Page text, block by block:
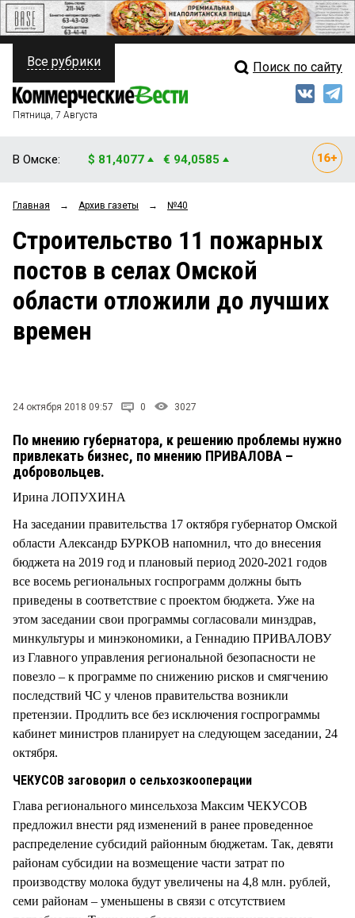
ПОЛИТИКА
ФИНАНСЫ
ОБЩЕСТВО
ЗАКОН
Свежий выпуск
Рейтинги
Блоги
Архив
Все рубрики Поиск по сайту
Пятница, 7 Августа
В Омске: $ 81,4077 € 94,0585
Главная → Архив газеты → №40
Строительство 11 пожарных
постов в селах Омской
области отложили до лучших
времен
24 октября 2018 09:57 0 3027
По мнению губернатора, к решению проблемы нужно
привлекать бизнес, по мнению ПРИВАЛОВА –
добровольцев.
Ирина ЛОПУХИНА
На заседании правительства 17 октября губернатор Омской
области Александр БУРКОВ напомнил, что до внесения
бюджета на 2019 год и плановый период 2020-2021 годов
все восемь региональных госпрограмм должны быть
приведены в соответствие с проектом бюджета. Уже на
этом заседании свои программы согласовали минздрав,
минкультуры и минэкономики, а Геннадию ПРИВАЛОВУ
из Главного управления региональной безопасности не
повезло – к программе по снижению рисков и смягчению
последствий ЧС у членов правительства возникли
претензии. Продлить все без исключения госпрограммы
кабинет министров планирует на следующем заседании, 24
октября.
ЧЕКУСОВ заговорил о сельхозкооперации
Глава регионального минсельхоза Максим ЧЕКУСОВ
предложил внести ряд изменений в ранее проведенное
распределение субсидий районным бюджетам. Так, девяти
районам субсидии на возмещение части затрат по
производству молока будут увеличены на 4,8 млн. рублей,
семи районам – уменьшены в связи с отсутствием